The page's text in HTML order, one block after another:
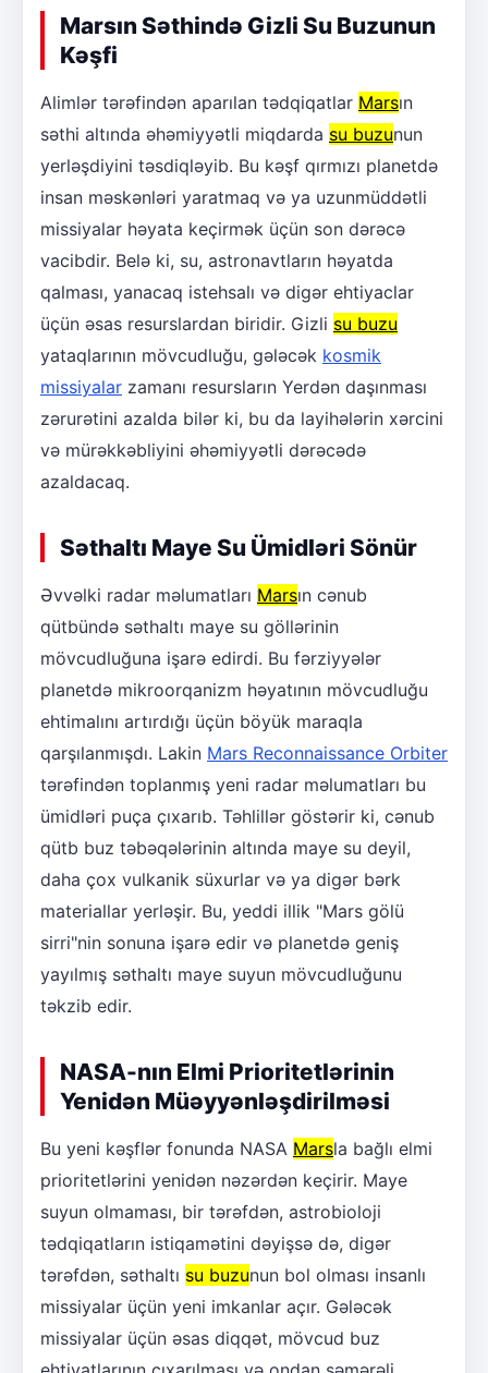
Marsın Səthində Gizli Su Buzunun
Kəşfi
Alimlər tərəfindən aparılan tədqiqatlar Marsın
səthi altında əhəmiyyətli miqdarda su buzunun
yerləşdiyini təsdiqləyib. Bu kəşf qırmızı planetdə
insan məskənləri yaratmaq və ya uzunmüddətli
missiyalar həyata keçirmək üçün son dərəcə
vacibdir. Belə ki, su, astronavtların həyatda
qalması, yanacaq istehsalı və digər ehtiyaclar
üçün əsas resurslardan biridir. Gizli su buzu
yataqlarının mövcudluğu, gələcək kosmik
missiyalar zamanı resursların Yerdən daşınması
zərurətini azalda bilər ki, bu da layihələrin xərcini
və mürəkkəbliyini əhəmiyyətli dərəcədə
azaldacaq.
Səthaltı Maye Su Ümidləri Sönür
Əvvəlki radar məlumatları Marsın cənub
qütbündə səthaltı maye su göllərinin
mövcudluğuna işarə edirdi. Bu fərziyyələr
planetdə mikroorqanizm həyatının mövcudluğu
ehtimalını artırdığı üçün böyük maraqla
qarşılanmışdı. Lakin Mars Reconnaissance Orbiter
tərəfindən toplanmış yeni radar məlumatları bu
ümidləri puça çıxarıb. Təhlillər göstərir ki, cənub
qütb buz təbəqələrinin altında maye su deyil,
daha çox vulkanik süxurlar və ya digər bərk
materiallar yerləşir. Bu, yeddi illik "Mars gölü
sirri"nin sonuna işarə edir və planetdə geniş
yayılmış səthaltı maye suyun mövcudluğunu
təkzib edir.
NASA-nın Elmi Prioritetlərinin
Yenidən Müəyyənləşdirilməsi
Bu yeni kəşflər fonunda NASA Marsla bağlı elmi
prioritetlərini yenidən nəzərdən keçirir. Maye
suyun olmaması, bir tərəfdən, astrobioloji
tədqiqatların istiqamətini dəyişsə də, digər
tərəfdən, səthaltı su buzunun bol olması insanlı
missiyalar üçün yeni imkanlar açır. Gələcək
missiyalar üçün əsas diqqət, mövcud buz